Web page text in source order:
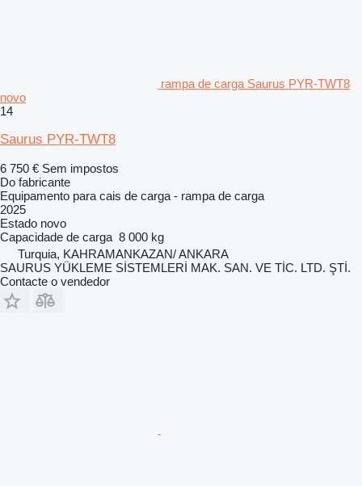
rampa de carga Saurus PYR-TWT8
novo
14
Saurus PYR-TWT8
6 750 € Sem impostos
Do fabricante
Equipamento para cais de carga - rampa de carga
2025
Estado novo
Capacidade de carga 8 000 kg
Turquia, KAHRAMANKAZAN/ ANKARA
SAURUS YÜKLEME SİSTEMLERİ MAK. SAN. VE TİC. LTD. ŞTİ.
Contacte o vendedor